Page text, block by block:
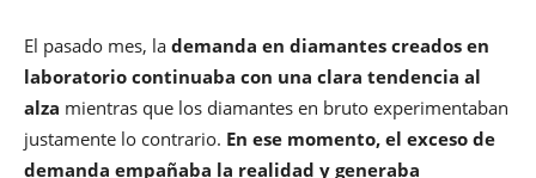
El pasado mes, la demanda en diamantes creados en
laboratorio continuaba con una clara tendencia al
alza mientras que los diamantes en bruto experimentaban
justamente lo contrario. En ese momento, el exceso de
demanda empañaba la realidad y generaba